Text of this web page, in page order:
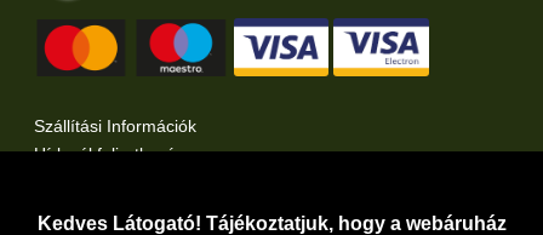
Szállítási Információk
Hírlevél feliratkozás
Kertlap Webáruház a Twitter-en
Kedves Látogató! Tájékoztatjuk, hogy a webáruház